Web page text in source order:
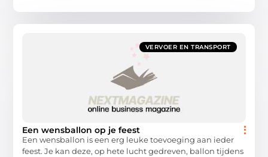
VERVOER EN TRANSPORT
Een wensballon op je feest
Een wensballon is een erg leuke toevoeging aan ieder
feest. Je kan deze, op hete lucht gedreven, ballon tijdens